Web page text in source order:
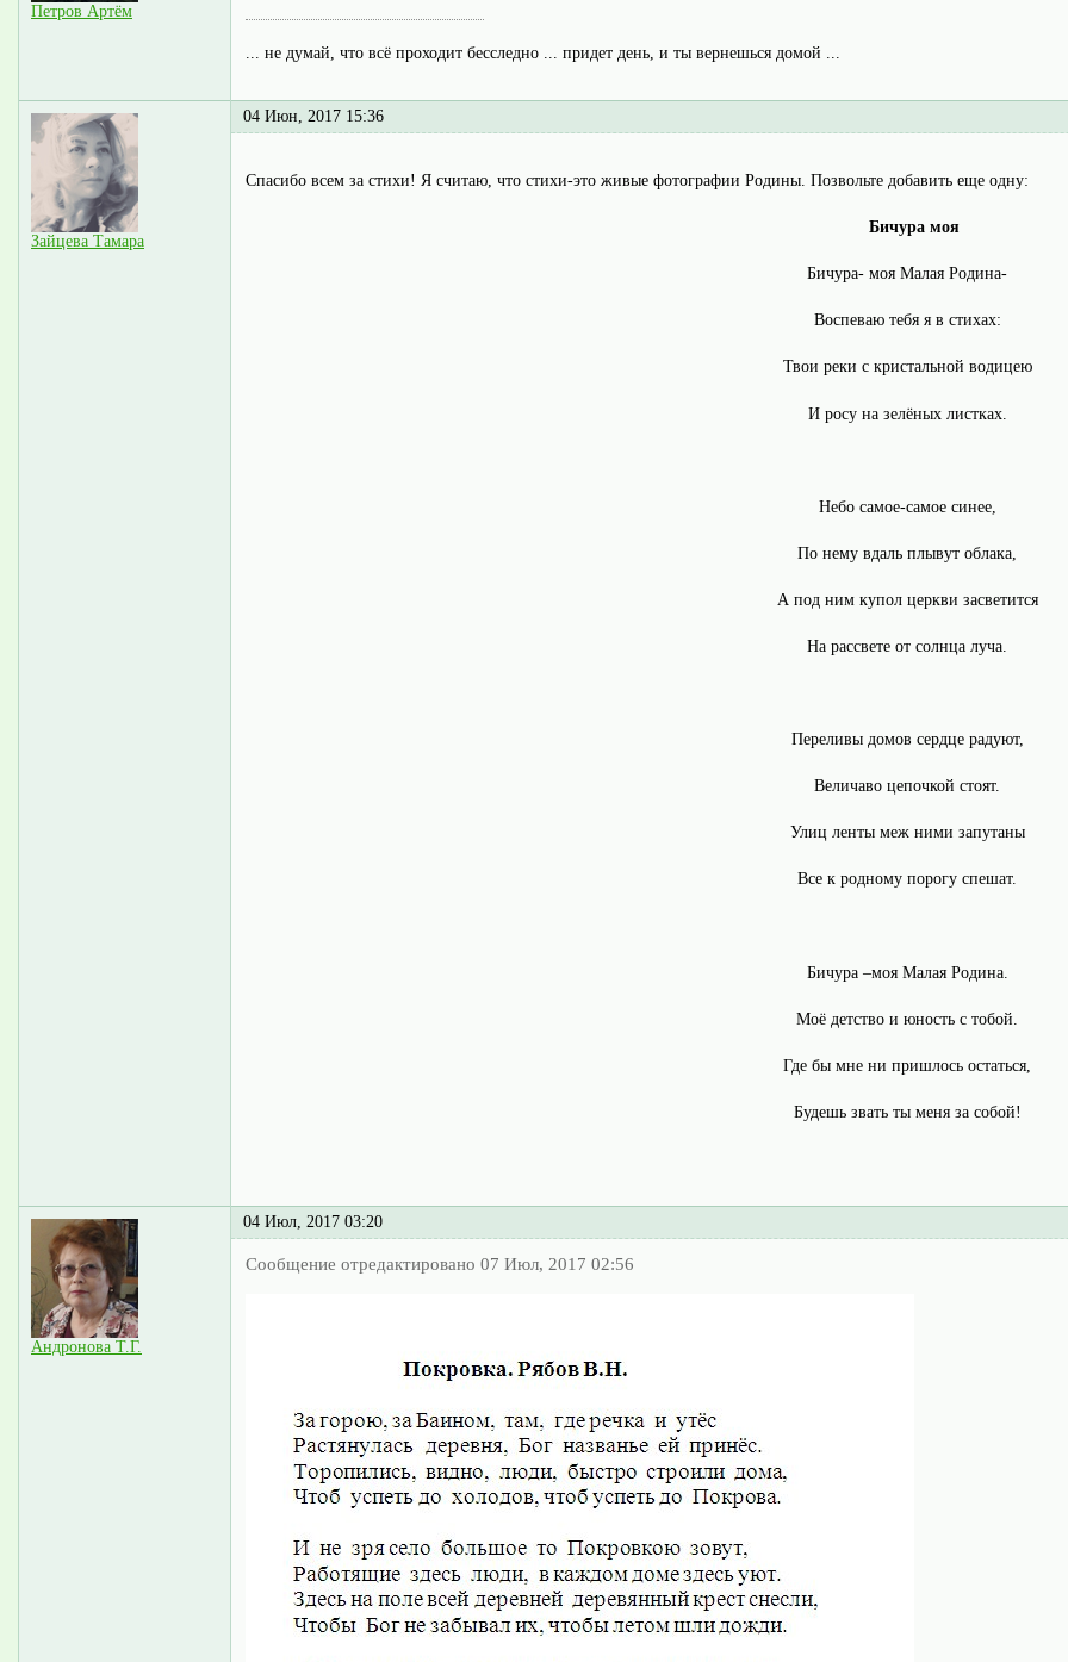
Петров Артём
... не думай, что всё проходит бесследно ... придет день, и ты вернешься домой ...
Зайцева Тамара
04 Июн, 2017 15:36
Спасибо всем за стихи! Я считаю, что стихи-это живые фотографии Родины. Позвольте добавить еще одну:
Бичура моя
Бичура- моя Малая Родина-
Воспеваю тебя я в стихах:
Твои реки с кристальной водицею
И росу на зелёных листках.
Небо самое-самое синее,
По нему вдаль плывут облака,
А под ним купол церкви засветится
На рассвете от солнца луча.
Переливы домов сердце радуют,
Величаво цепочкой стоят.
Улиц ленты меж ними запутаны
Все к родному порогу спешат.
Бичура –моя Малая Родина.
Моё детство и юность с тобой.
Где бы мне ни пришлось остаться,
Будешь звать ты меня за собой!
Андронова Т.Г.
04 Июл, 2017 03:20
Сообщение отредактировано 07 Июл, 2017 02:56